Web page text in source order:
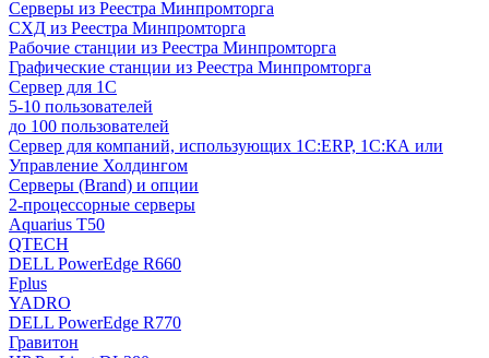
Серверы из Реестра Минпромторга
СХД из Реестра Минпромторга
Рабочие станции из Реестра Минпромторга
Графические станции из Реестра Минпромторга
Сервер для 1С
5-10 пользователей
до 100 пользователей
Сервер для компаний, использующих 1C:ERP, 1С:КА или
Управление Холдингом
Серверы (Brand) и опции
2-процессорные серверы
Aquarius T50
QTECH
DELL PowerEdge R660
Fplus
YADRO
DELL PowerEdge R770
Гравитон